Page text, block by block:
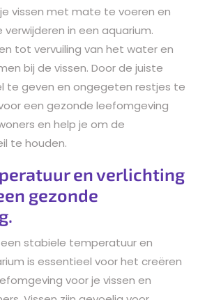
vissen met mate te voeren en
in een aquarium.
tot vervuiling van het water en
bij de vissen. Door de juiste
te geven en ongegeten restjes te
een gezonde leefomgeving
en help je om de
te houden.
en verlichting
gezonde
stabiele temperatuur en
is essentieel voor het creëren
voor je vissen en